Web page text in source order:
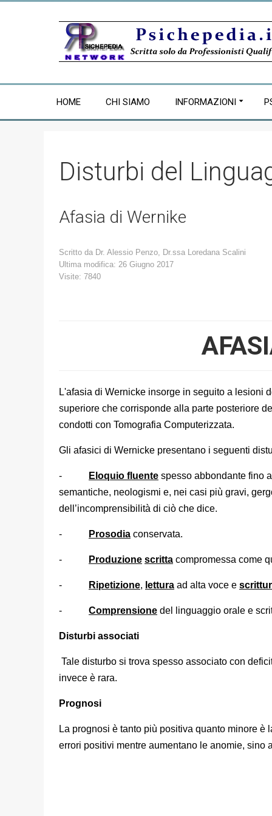
HOME CHI SIAMO INFORMAZIONI
Disturbi del
Afasia di Wernike
Scritto da Dr. Alessio Penzo, Dr.ssa Loredana Scalini
Ultima modifica: 26 Giugno 2017
Visite: 7840
L'afasia di Wernicke insorge in seguito a lesioni
superiore che corrisponde alla parte posteriore
condotti con Tomografia Computerizzata.
Gli afasici di Wernicke presentano i seguenti
- Eloquio fluente spesso abbondante fino
semantiche, neologismi e, nei casi più gravi,
dell’incomprensibilità di ciò che dice.
- Prosodia conservata.
- Produzione scritta compromessa come
- Ripetizione, lettura ad alta voce e
- Comprensione del linguaggio orale e
Disturbi associati
Tale disturbo si trova spesso associato con
invece è rara.
Prognosi
La prognosi è tanto più positiva quanto minore
errori positivi mentre aumentano le anomie,